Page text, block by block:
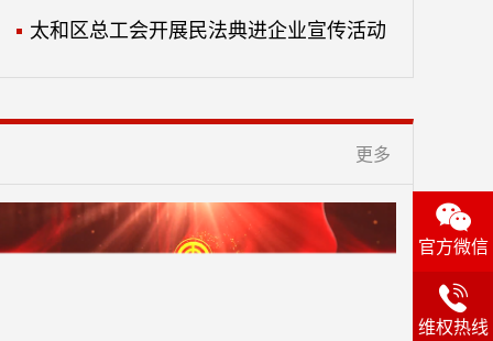

官方微信

维权热线
太和区总工会开展民法典进企业宣传活动
更多